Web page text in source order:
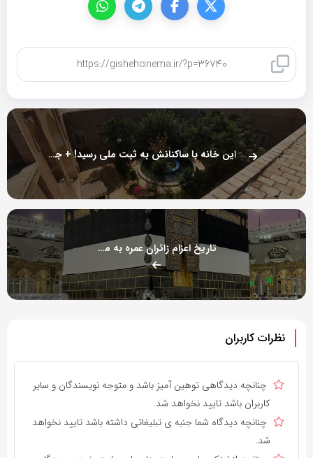
این خانه با ساکنانش به ثبت ملی رسید! + جزئیات و عکس
تاریخ اعزام زائران عمره به مکه
نظرات کاربران
چنانچه دیدگاهی توهین آمیز باشد و متوجه نویسندگان و سایر
کاربران باشد تایید نخواهد شد.
چنانچه دیدگاه شما جنبه ی تبلیغاتی داشته باشد تایید نخواهد
شد.